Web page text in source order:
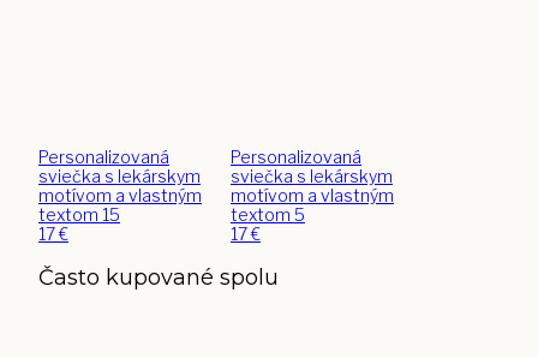
Personalizovaná
sviečka s lekárskym
motívom a vlastným
textom 15
17€
Personalizovaná
sviečka s lekárskym
motívom a vlastným
textom 5
17€
Často kupované spolu